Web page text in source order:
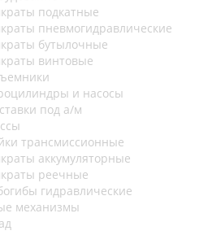
подкатные
пневмогидравлические
бутылочные
винтовые
и насосы
под а/м
трансмиссионные
аккумуляторные
реечные
гидравлические
механизмы